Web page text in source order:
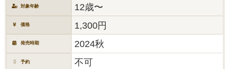
対象年齢 12歳〜
価格 1,300円
発売時期 2024秋
予約 不可